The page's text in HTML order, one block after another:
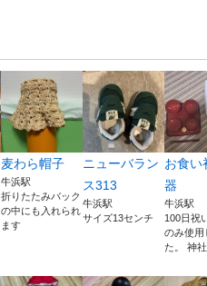
麦わら帽子
牛浜駅
折りたたみバック
の中にも入れられ
ます
ニューバラン
ス313
牛浜駅
サイズ13センチ
お食い
器
牛浜駅
100日祝
のみ使用
た。 神社